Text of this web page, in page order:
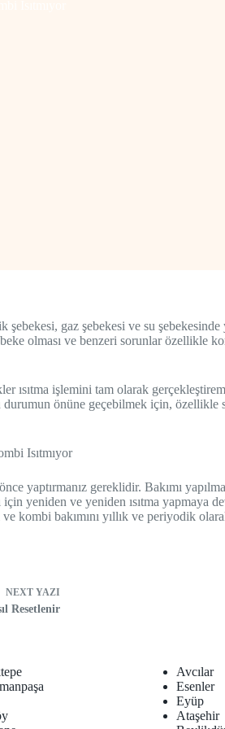
gaz şebekesi ve su
olması ve benzeri sorunlar özellikle
ısıtma işlemini tam olarak
önüne geçebilmek için, özellikle
yaptırmanız gereklidir. Bakımı
yeniden ve yeniden ısıtma yapmaya
kombi bakımını yıllık ve periyodik
NEXT YAZI
Resetlenir
Avcılar
Esenler
Eyüp
Ataşehir